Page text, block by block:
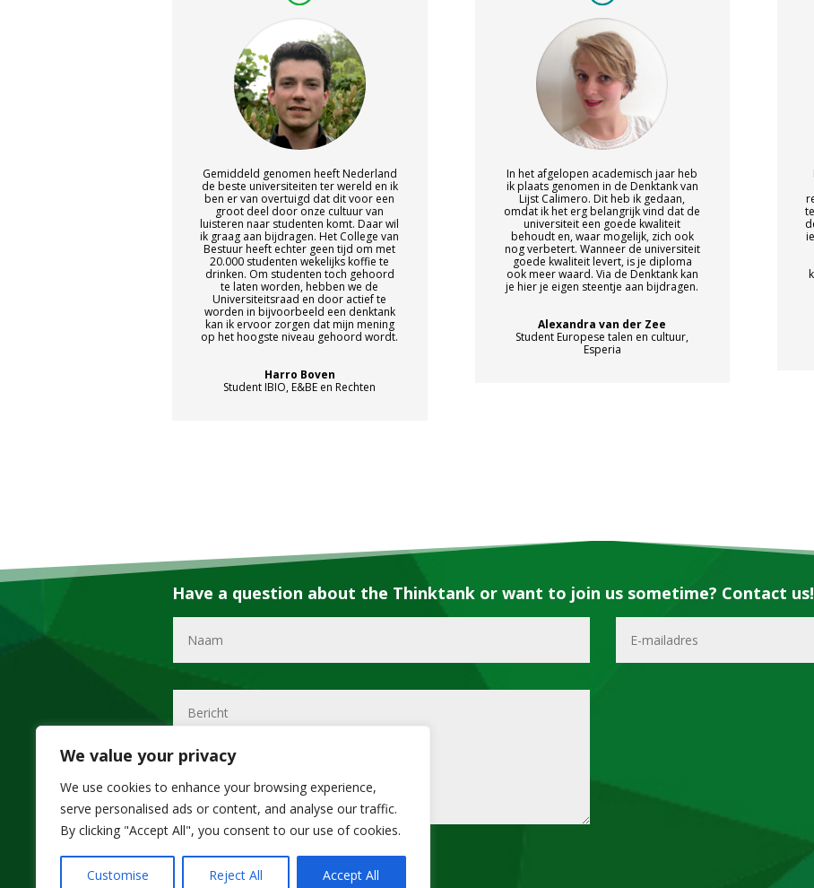
We value your privacy
We use cookies to enhance your browsing experience,
serve personalised ads or content, and analyse our traffic.
By clicking "Accept All", you consent to our use of cookies.
Customise Reject All Accept All
Gemiddeld genomen heeft Nederland
de beste universiteiten ter wereld en ik
ben er van overtuigd dat dit voor een
groot deel door onze cultuur van
luisteren naar studenten komt. Daar wil
ik graag aan bijdragen. Het College van
Bestuur heeft echter geen tijd om met
20.000 studenten wekelijks koffie te
drinken. Om studenten toch gehoord
te laten worden, hebben we de
Universiteitsraad en door actief te
worden in bijvoorbeeld een denktank
kan ik ervoor zorgen dat mijn mening
op het hoogste niveau gehoord wordt.
Harro Boven
Student IBIO, E&BE en Rechten
In het afgelopen academisch jaar heb
ik plaats genomen in de Denktank van
Lijst Calimero. Dit heb ik gedaan,
omdat ik het erg belangrijk vind dat de
universiteit een goede kwaliteit
behoudt en, waar mogelijk, zich ook
nog verbetert. Wanneer de universiteit
goede kwaliteit levert, is je diploma
ook meer waard. Via de Denktank kan
je hier je eigen steentje aan bijdragen.
Alexandra van der Zee
Student Europese talen en cultuur,
Esperia
Have a question about the Thinktank or want to join us sometime? Contact us!